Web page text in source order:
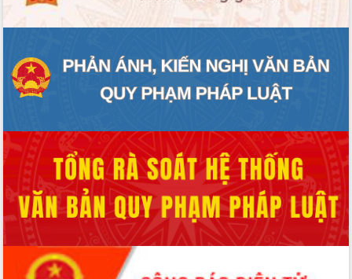
Phát động chiến dịch 30 ngày đêm giải phóng mặt
10% trở lên trong Quý II/2026
Đắk Lắk ký kết thỏa thuận hợp tác về chuyển đổi
số giai đoạn 2026 – 2030 với Tập đoàn Bưu chính
Thứ trưởng Bộ Y tế làm việc với tỉnh Đắk Lắk về
phát triển nhân lực y tế cho trạm y tế cấp xã
Du lịch Đắk Lắk nâng tầm trải nghiệm du khách
thông qua Hệ thống cơ sở dữ liệu và Bản đồ số
Tập huấn ứng dụng trí tuệ nhân tạo (AI) trong
thương mại điện tử năm 2026
Đoàn đại biểu Quốc hội tỉnh Đắk Lắk trao đổi
thông tin trước Kỳ họp thứ nhất, Quốc hội khóa
XVI